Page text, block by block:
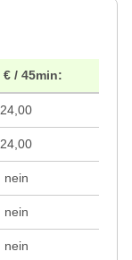
€ / 45min:
24,00
24,00
nein
nein
nein